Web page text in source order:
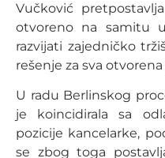
Vučković
otvoreno na samitu
razvijati zajedničko
rešenje za sva
U radu Berlinskog
je koincidirala sa
pozicije kancelarke,
se zbog toga